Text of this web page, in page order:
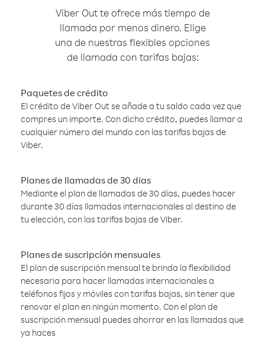
Viber Out te ofrece más tiempo de
llamada por menos dinero. Elige
una de nuestras flexibles opciones
de llamada con tarifas bajas:
Paquetes de crédito
El crédito de Viber Out se añade a tu saldo cada vez que
compres un importe. Con dicho crédito, puedes llamar a
cualquier número del mundo con las tarifas bajas de
Viber.
Planes de llamadas de 30 días
Mediante el plan de llamadas de 30 días, puedes hacer
durante 30 días llamadas internacionales al destino de
tu elección, con las tarifas bajas de Viber.
Planes de suscripción mensuales
El plan de suscripción mensual te brinda la flexibilidad
necesaria para hacer llamadas internacionales a
teléfonos fijos y móviles con tarifas bajas, sin tener que
renovar el plan en ningún momento. Con el plan de
suscripción mensual puedes ahorrar en las llamadas que
ya haces